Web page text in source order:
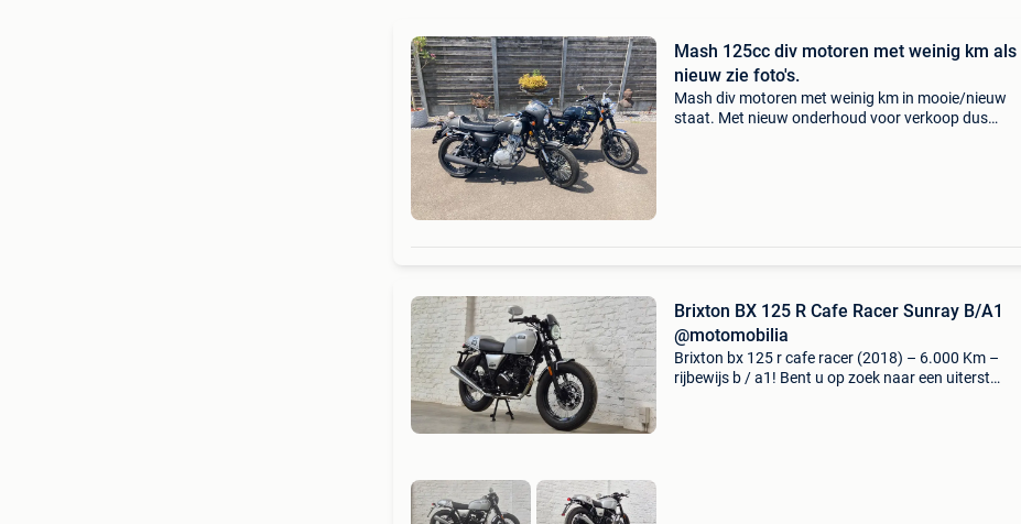
Mash 125cc div motoren met weinig km als
nieuw zie foto's.
Mash div motoren met weinig km in mooie/nieuw
staat. Met nieuw onderhoud voor verkoop dus
Brixton BX 125 R Cafe Racer Sunray B/A1
@motomobilia
Brixton bx 125 r cafe racer (2018) – 6.000 Km –
rijbewijs b / a1! Bent u op zoek naar een uiterst